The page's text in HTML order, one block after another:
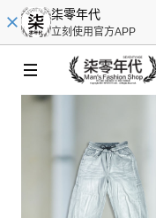
柒零年代
立刻使用官方APP